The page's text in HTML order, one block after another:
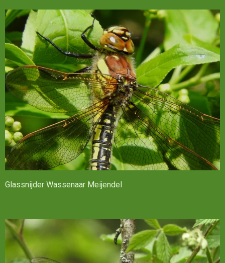
Glassnijder Wassenaar Meijendel